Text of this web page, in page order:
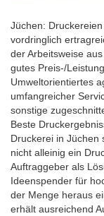
Jüchen:
vordringlich
der Arbeitsweise
gutes Preis-/
Umweltorientiertes
umfangreicher
sonstige
Beste
Druckerei in Jüchen
nicht alleinig ein
Auftraggeber als
Ideenspender für
der Menge heraus
erhält ausreichend